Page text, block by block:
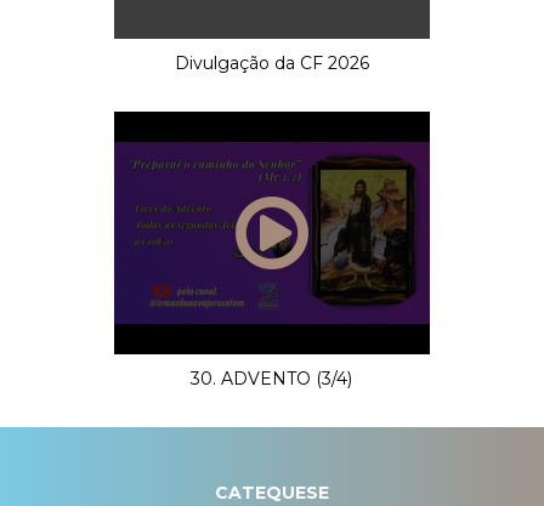
Divulgação da CF 2026
30. ADVENTO (3/4)
CATEQUESE